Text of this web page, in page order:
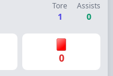
Tore
1
Assists
0
0